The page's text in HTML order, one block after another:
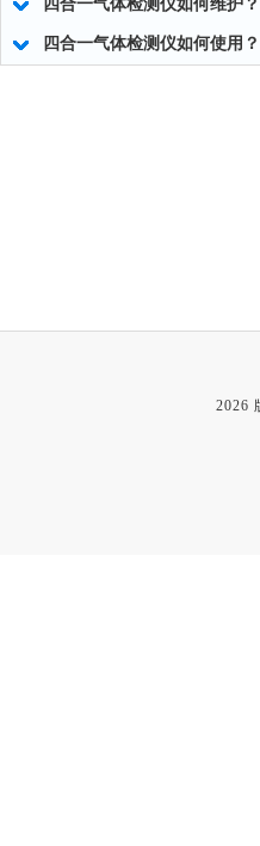
四合一气体检测仪如何维护？
四合一气体检测仪如何使用？
2026